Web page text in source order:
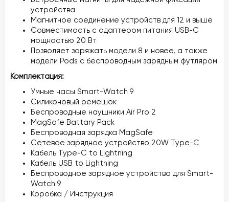
устройства
Магнитное соединение устройств для 12 и выше
Совместимость с адаптером питания USB-C
мощностью 20 Вт
Позволяет заряжать модели 8 и новее, а также
модели Pods с беспроводным зарядным футляром
Комплектация:
Умные часы Smart-Watch 9
Силиконовый ремешок
Беспроводные наушники Air Pro 2
MagSafe Battary Pack
Беспроводная зарядка MagSafe
Сетевое зарядное устройство 20W Type-С
Кабель Type-C to Lightning
Кабель USB to Lightning
Беспроводное зарядное устройство для Smart-
Watch 9
Коробка / Инструкция